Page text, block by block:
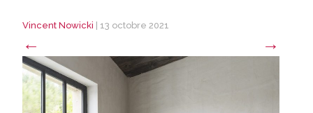
Vincent Nowicki 13 octobre 2021
← →